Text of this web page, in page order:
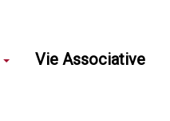
Vie Associative